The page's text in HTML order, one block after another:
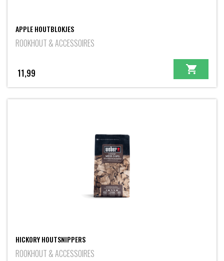
APPLE HOUTBLOKJES
ROOKHOUT & ACCESSOIRES
11,99
HICKORY HOUTSNIPPERS
ROOKHOUT & ACCESSOIRES